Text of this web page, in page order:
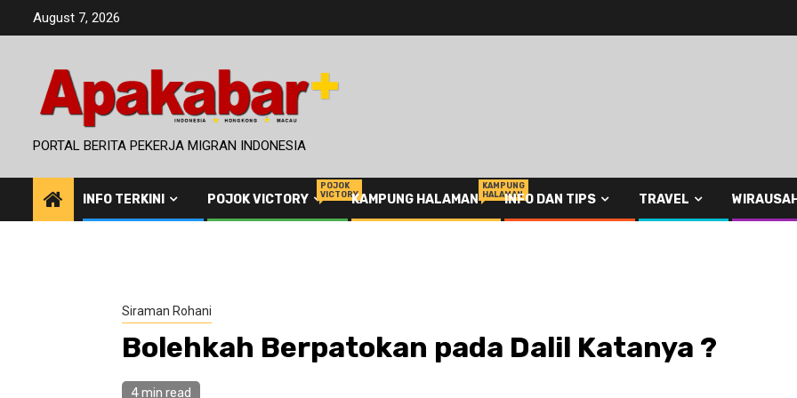
August 7, 2026
PORTAL BERITA PEKERJA MIGRAN INDONESIA
INFO TERKINI POJOK VICTORY
POJOK
VICTORYKAMPUNG HALAMAN
KAMPUNG
HALAMANINFO DAN TIPS TRAVEL
Siraman Rohani
Bolehkah Berpatokan pada Dalil Katanya ?
4 min read